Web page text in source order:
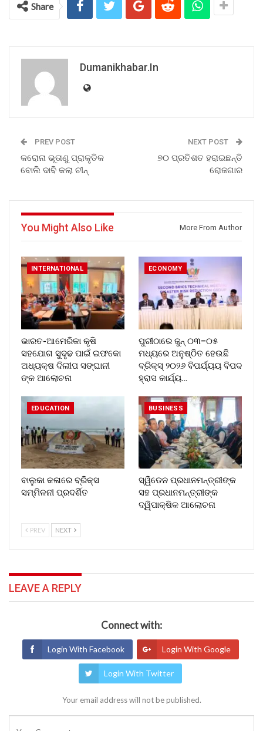
Share
Dumanikhabar.in
PREV POST
କରୋନା ଭୂତାଣୁ ପ୍ରାକୃତିକ
ବୋଲି ଦାବି କଲା ଚୀନ୍‌
NEXT POST
୭୦ ପ୍ରତିଶତ ହରାଇଛନ୍ତି
ରୋଜଗାର
You Might Also Like More From Author
INTERNATIONAL
ଭାରତ-ଆମେରିକା କୃଷି
ସହଯୋଗ ସୁଦୃଢ ପାଇଁ ଇଫକୋ
ଅଧ୍ୟକ୍ଷ ଦିଲୀପ ସଙ୍ଘାନୀ
ଙ୍କ ଆଲୋଚନା
ECONOMY
ପୁରୀଠାରେ ଜୁନ୍ ୦୩–୦୫
ମଧ୍ୟରେ ଅନୁଷ୍ଠିତ ହେଉଛି
ବ୍ରିକ୍ସ୍ ୨୦୨୬ ବିପର୍ଯ୍ୟୟ ବିପଦ
ହ୍ରାସ କାର୍ଯ୍ୟ…
EDUCATION
ବାଲୁକା କଳାରେ ବ୍ରିକ୍ସ
ସମ୍ମିଳନୀ ପ୍ରଦର୍ଶିତ
BUSINESS
ସ୍ୱିଡେନ ପ୍ରଧାନମନ୍ତ୍ରୀଙ୍କ
ସହ ପ୍ରଧାନମନ୍ତ୍ରୀଙ୍କ
ଦ୍ୱିପାକ୍ଷିକ ଆଲୋଚନା
PREV NEXT
LEAVE A REPLY
Connect with:
Login With Facebook Login With Google
Login With Twitter
Your email address will not be published.